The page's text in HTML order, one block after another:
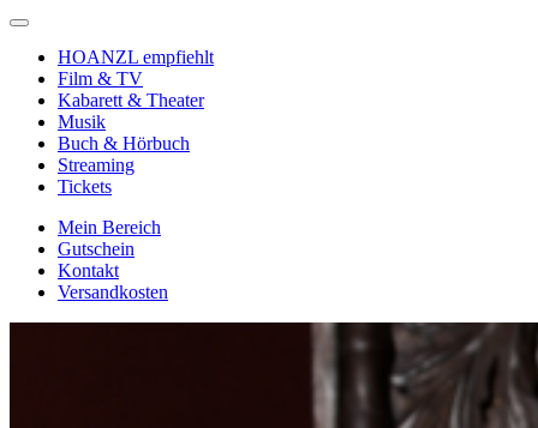
HOANZL empfiehlt
Film & TV
Kabarett & Theater
Musik
Buch & Hörbuch
Streaming
Tickets
Mein Bereich
Gutschein
Kontakt
Versandkosten